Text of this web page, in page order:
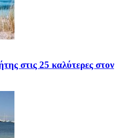
στις 25 καλύτερες στον